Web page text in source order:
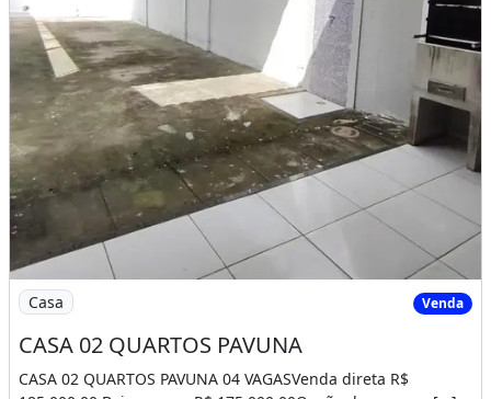
Imagem: CASA 02 QUARTOS PAVUNA
Casa Venda
CASA 02 QUARTOS PAVUNA
CASA 02 QUARTOS PAVUNA 04 VAGASVenda direta R$